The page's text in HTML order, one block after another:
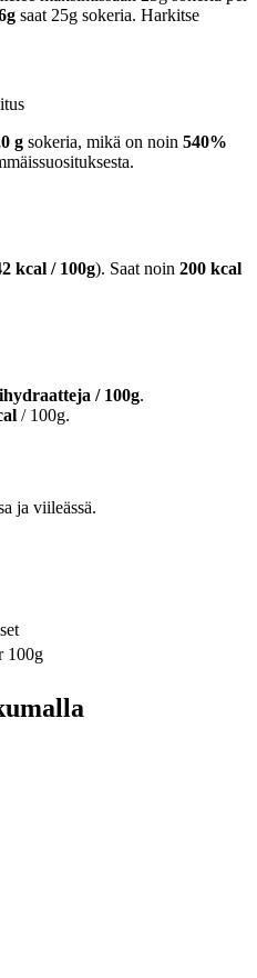
saat 25g sokeria. Harkitse
g sokeria, mikä on noin 540%
kcal / 100g). Saat noin 200 kcal
/ 100g.
/ 100g.
ja viileässä.
100g